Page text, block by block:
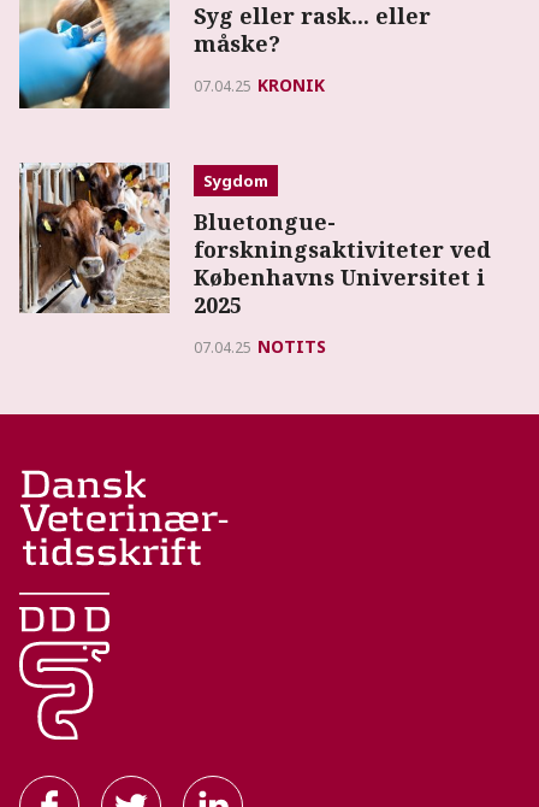
Syg eller rask... eller
måske?
07.04.25 KRONIK
Sygdom
Bluetongue-
forskningsaktiviteter ved
Københavns Universitet i
2025
07.04.25 NOTITS